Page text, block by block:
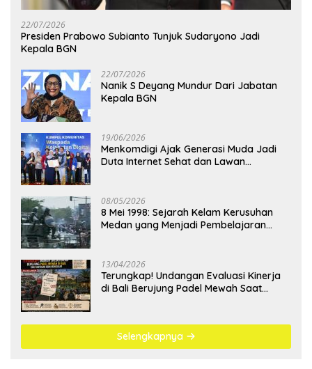
22/07/2026
Presiden Prabowo Subianto Tunjuk Sudaryono Jadi
Kepala BGN
22/07/2026
Nanik S Deyang Mundur Dari Jabatan
Kepala BGN
19/06/2026
Menkomdigi Ajak Generasi Muda Jadi
Duta Internet Sehat dan Lawan
08/05/2026
8 Mei 1998: Sejarah Kelam Kerusuhan
Medan yang Menjadi Pembelajaran
13/04/2026
Terungkap! Undangan Evaluasi Kinerja
di Bali Berujung Padel Mewah Saat
Selengkapnya